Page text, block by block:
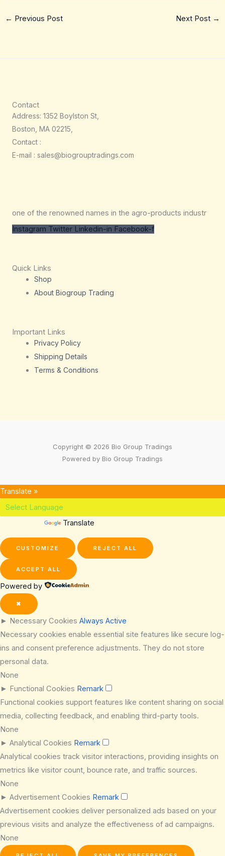
← Previous Post Next Post →
Contact
Address: 1352 Boylston St,
Boston, MA 02215,
Contact :
E-mail : sales@biogrouptradings.com
one of the renowned names in the agro-products industr
Instagram Twitter Linkedin-in Facebook-f
Quick Links
Shop
About Biogroup Trading
Important Links
Privacy Policy
Shipping Details
Terms & Conditions
Copyright © 2026 Bio Group Tradings
Powered by Bio Group Tradings
Translate »
Translate
CUSTOMIZE REJECT ALL
ACCEPT ALL
Powered by
✖
► Necessary Cookies Always Active
Necessary cookies enable essential site features like secure log-
ins and consent preference adjustments. They do not store
personal data.
None
► Functional Cookies Remark
Functional cookies support features like content sharing on social
media, collecting feedback, and enabling third-party tools.
None
► Analytical Cookies Remark
Analytical cookies track visitor interactions, providing insights on
metrics like visitor count, bounce rate, and traffic sources.
None
► Advertisement Cookies Remark
Advertisement cookies deliver personalized ads based on your
previous visits and analyze the effectiveness of ad campaigns.
None